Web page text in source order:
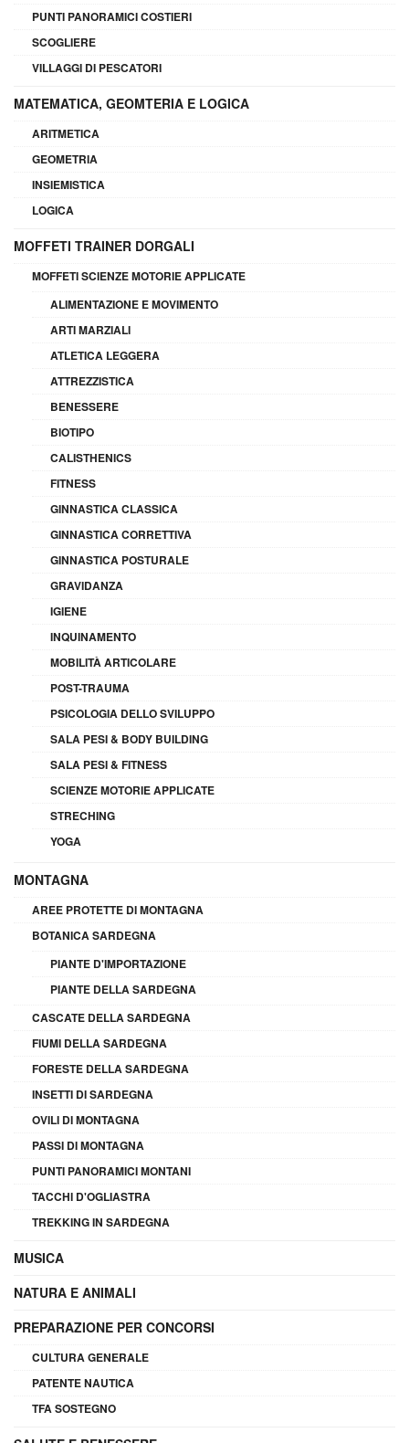
PUNTI PANORAMICI COSTIERI
SCOGLIERE
VILLAGGI DI PESCATORI
MATEMATICA, GEOMTERIA E LOGICA
ARITMETICA
GEOMETRIA
INSIEMISTICA
LOGICA
MOFFETI TRAINER DORGALI
MOFFETI SCIENZE MOTORIE APPLICATE
ALIMENTAZIONE E MOVIMENTO
ARTI MARZIALI
ATLETICA LEGGERA
ATTREZZISTICA
BENESSERE
BIOTIPO
CALISTHENICS
FITNESS
GINNASTICA CLASSICA
GINNASTICA CORRETTIVA
GINNASTICA POSTURALE
GRAVIDANZA
IGIENE
INQUINAMENTO
MOBILITÀ ARTICOLARE
POST-TRAUMA
PSICOLOGIA DELLO SVILUPPO
SALA PESI & BODY BUILDING
SALA PESI & FITNESS
SCIENZE MOTORIE APPLICATE
STRECHING
YOGA
MONTAGNA
AREE PROTETTE DI MONTAGNA
BOTANICA SARDEGNA
PIANTE D'IMPORTAZIONE
PIANTE DELLA SARDEGNA
CASCATE DELLA SARDEGNA
FIUMI DELLA SARDEGNA
FORESTE DELLA SARDEGNA
INSETTI DI SARDEGNA
OVILI DI MONTAGNA
PASSI DI MONTAGNA
PUNTI PANORAMICI MONTANI
TACCHI D'OGLIASTRA
TREKKING IN SARDEGNA
MUSICA
NATURA E ANIMALI
PREPARAZIONE PER CONCORSI
CULTURA GENERALE
PATENTE NAUTICA
TFA SOSTEGNO